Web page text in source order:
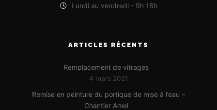
Lundi au vendredi - 9h 18h
ARTICLES RÉCENTS
Remplacement de vitrages
4 mars 2021
Remise en peinture du portique de mise à l’eau –
Chantier Amel